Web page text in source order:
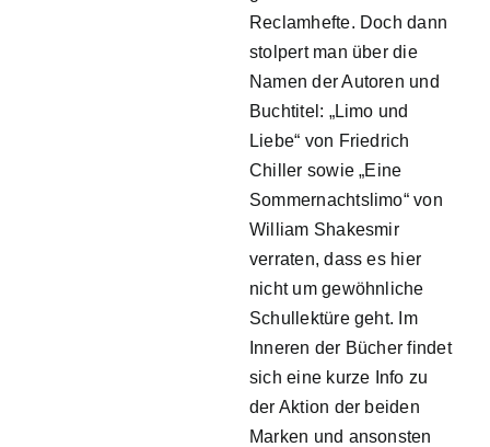
Reclamhefte. Doch dann
stolpert man über die
Namen der Autoren und
Buchtitel: „Limo und
Liebe“ von Friedrich
Chiller sowie „Eine
Sommernachtslimo“ von
William Shakesmir
verraten, dass es hier
nicht um gewöhnliche
Schullektüre geht. Im
Inneren der Bücher findet
sich eine kurze Info zu
der Aktion der beiden
Marken und ansonsten